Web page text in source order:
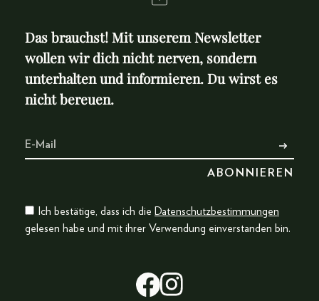
Das brauchst! Mit unserem Newsletter
wollen wir dich nicht nerven, sondern
unterhalten und informieren. Du wirst es
nicht bereuen.
Ich bestätige, dass ich die Datenschutzbestimmungen
gelesen habe und mit ihrer Verwendung einverstanden bin.